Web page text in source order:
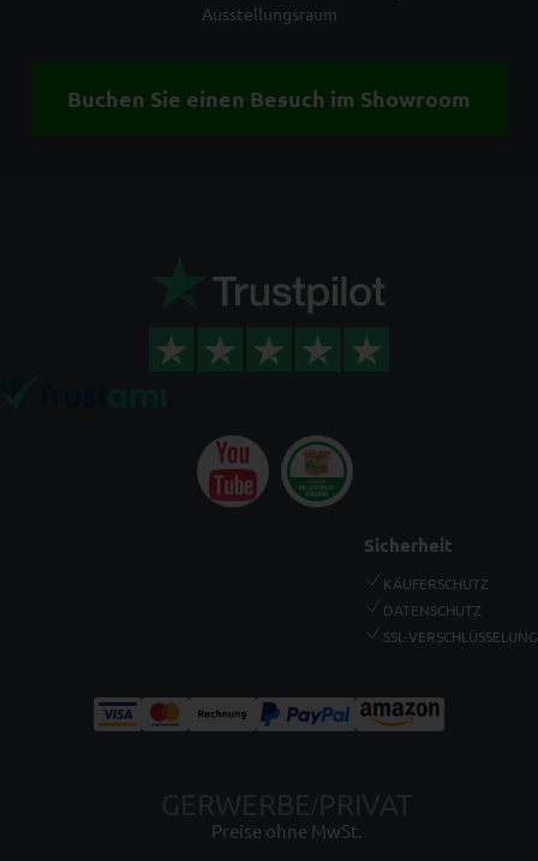
Ausstellungsraum
Buchen Sie einen Besuch im Showroom
Sicherheit
KÄUFERSCHUTZ
DATENSCHUTZ
SSL-VERSCHLÜSSELUNG
Preise ohne MwSt.